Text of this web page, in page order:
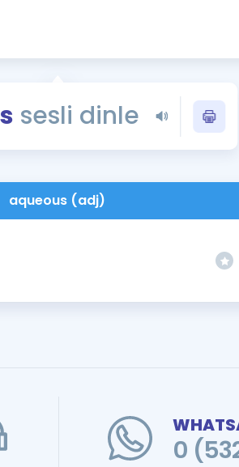
Tüm ÖSYM
YDS - YÖKDİL
İngilizce Gramer
sesli dinle
aqueous (adj)
0